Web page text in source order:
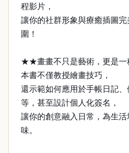
程影片，
讓你的社群形象與療癒插圖
圍！
★★畫畫不只是藝術，更是
本書不僅教授繪畫技巧，
還示範如何應用於手帳日記
等，甚至設計個人化簽名，
讓你的創意融入日常，為生
味。